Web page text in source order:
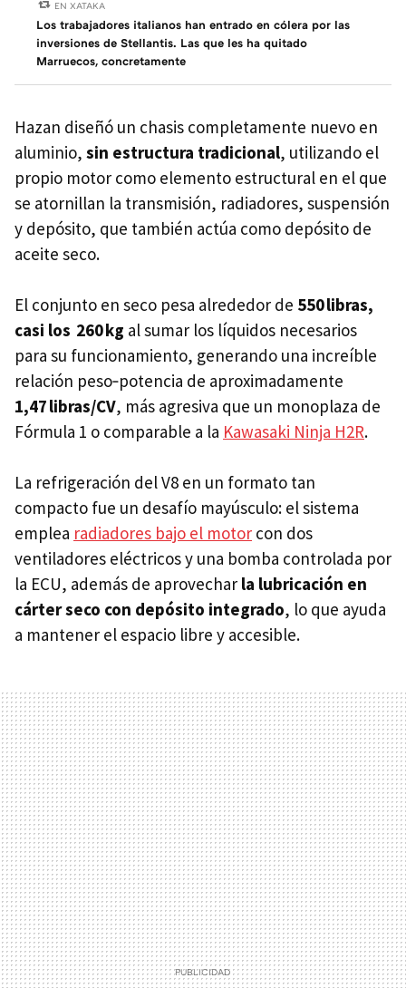
EN XATAKA
Los trabajadores italianos han entrado en cólera por las
inversiones de Stellantis. Las que les ha quitado
Marruecos, concretamente
Hazan diseñó un chasis completamente nuevo en
aluminio, sin estructura tradicional, utilizando el
propio motor como elemento estructural en el que
se atornillan la transmisión, radiadores, suspensión
y depósito, que también actúa como depósito de
aceite seco.
El conjunto en seco pesa alrededor de 550 libras,
casi los 260 kg al sumar los líquidos necesarios
para su funcionamiento, generando una increíble
relación peso‑potencia de aproximadamente
1,47 libras/CV, más agresiva que un monoplaza de
Fórmula 1 o comparable a la Kawasaki Ninja H2R.
La refrigeración del V8 en un formato tan
compacto fue un desafío mayúsculo: el sistema
emplea radiadores bajo el motor con dos
ventiladores eléctricos y una bomba controlada por
la ECU, además de aprovechar la lubricación en
cárter seco con depósito integrado, lo que ayuda
a mantener el espacio libre y accesible.